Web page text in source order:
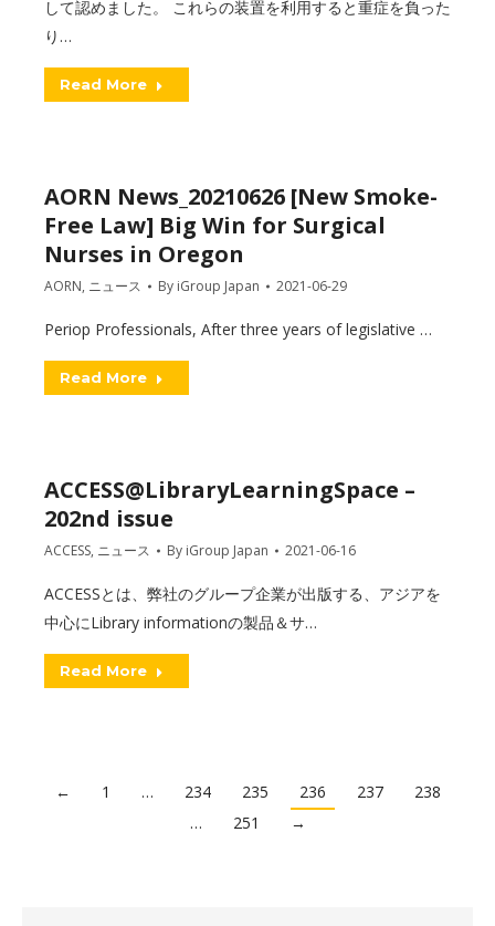
して認めました。 これらの装置を利用すると重症を負った
り…
Read More
AORN News_20210626 [New Smoke-
Free Law] Big Win for Surgical
Nurses in Oregon
AORN, ニュース By iGroup Japan 2021-06-29
Periop Professionals, After three years of legislative …
Read More
ACCESS@LibraryLearningSpace –
202nd issue
ACCESS, ニュース By iGroup Japan 2021-06-16
ACCESSとは、弊社のグループ企業が出版する、アジアを
中心にLibrary informationの製品＆サ…
Read More
← 1 … 234 235 236 237
238
…
251 →